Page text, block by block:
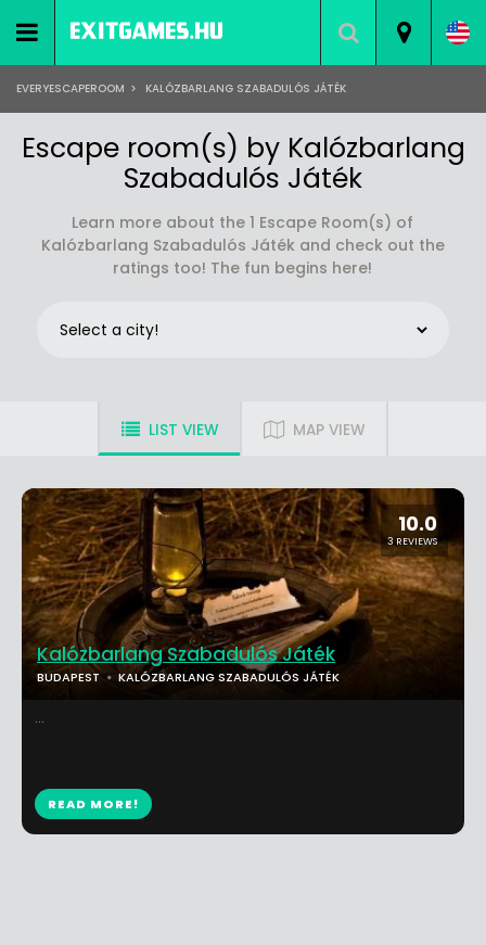
EVERYESCAPEROOM > KALÓZBARLANG SZABADULÓS JÁTÉK
Escape room(s) by Kalózbarlang
Szabadulós Játék
Learn more about the 1 Escape Room(s) of
Kalózbarlang Szabadulós Játék and check out the
ratings too! The fun begins here!
LIST VIEW MAP VIEW
10.0
3 REVIEWS
Kalózbarlang Szabadulós Játék
BUDAPEST KALÓZBARLANG SZABADULÓS JÁTÉK
...
READ MORE!